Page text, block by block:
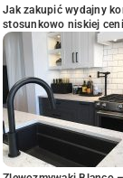
Jak zakupić wydajny
stosunkowo niskiej